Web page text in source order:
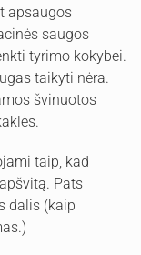
apsaugos
saugos
tyrimo kokybei.
taikyti nėra.
švinuotos
taip, kad
Pats
dalis (kaip